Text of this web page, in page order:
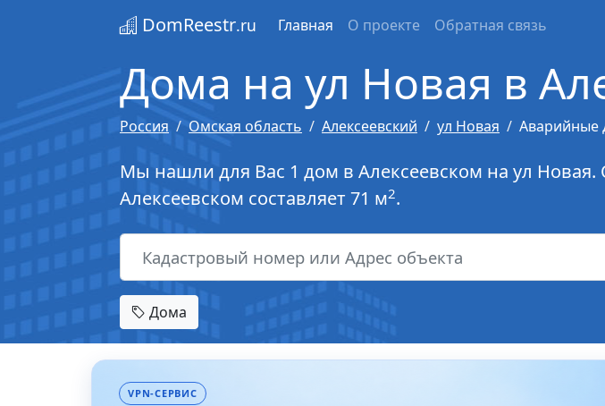
DomReestr.ru Главная О проекте Обратная связь
Дома на ул Новая в
Россия Омская область Алексеевский ул Новая Аварийные
Мы нашли для Вас 1 дом в Алексеевском на ул
Алексеевском составляет 71 м2.
Дома
VPN-СЕРВИС